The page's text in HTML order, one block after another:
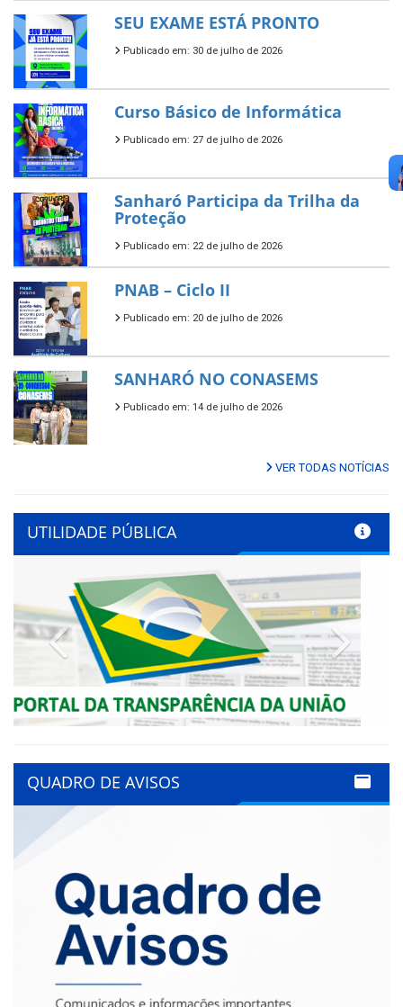
SEU EXAME ESTÁ PRONTO
Publicado em: 30 de julho de 2026
Curso Básico de Informática
Publicado em: 27 de julho de 2026
Sanharó Participa da Trilha da
Proteção
Publicado em: 22 de julho de 2026
PNAB – Ciclo II
Publicado em: 20 de julho de 2026
SANHARÓ NO CONASEMS
Publicado em: 14 de julho de 2026
VER TODAS NOTÍCIAS
UTILIDADE PÚBLICA
Previous
QUADRO DE AVISOS